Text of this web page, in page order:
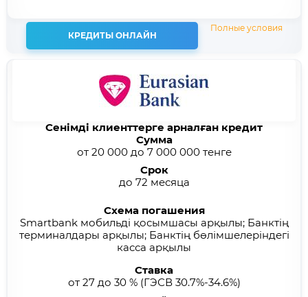
КРЕДИТЫ ОНЛАЙН
Полные условия
Сенімді клиенттерге арналған кредит
Сумма
от 20 000 до 7 000 000 тенге
Срок
до 72 месяца
Схема погашения
Smartbank мобильді қосымшасы арқылы; Банктің
терминалдары арқылы; Банктің бөлімшелеріндегі
касса арқылы
Ставка
от 27 до 30 % (ГЭСВ 30.7%-34.6%)